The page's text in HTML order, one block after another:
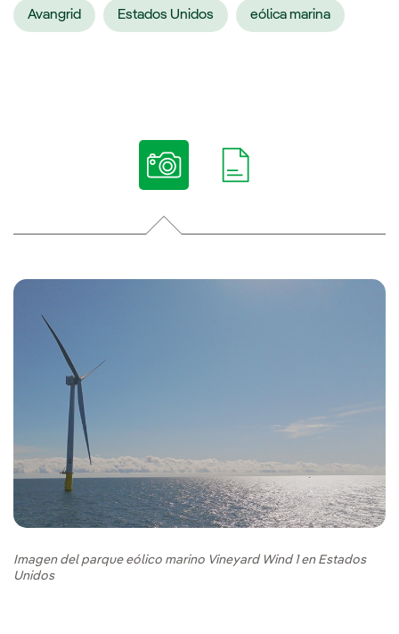
Avangrid Estados Unidos eólica marina
Imagen del parque eólico marino Vineyard Wind 1 en Estados
Unidos